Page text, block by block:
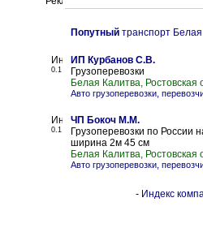
Попутный транспорт
0.1
ИП Курбанов С.В.
Грузоперевозки
Белая Калитва, Ростовская
Авто грузоперевозки,
0.1
ЧП Бокоч М.М.
Грузоперевозки по России
ширина 2м 45 см
Белая Калитва, Ростовская
Авто грузоперевозки,
- Индекс